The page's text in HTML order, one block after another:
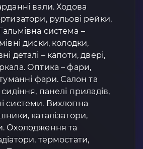
вали. Ходова
рульові рейки,
система –
диски, колодки,
деталі – капоти, двері,
Оптика – фари,
фари. Салон та
панелі приладів,
системи. Вихлопна
каталізатори,
Охолодження та
термостати,